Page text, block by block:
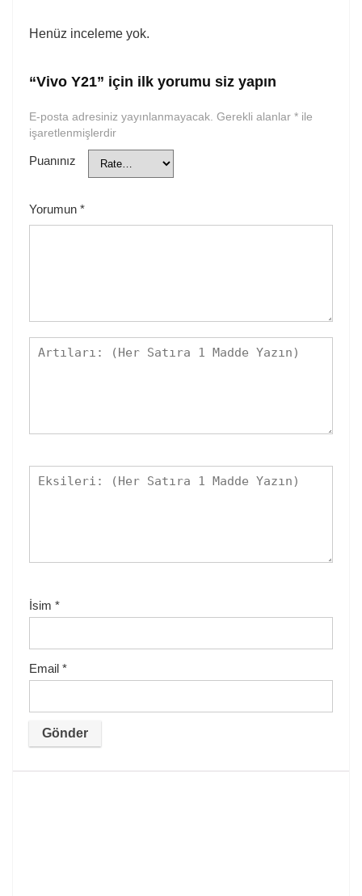
Henüz inceleme yok.
“Vivo Y21” için ilk yorumu siz yapın
E-posta adresiniz yayınlanmayacak. Gerekli alanlar * ile
işaretlenmişlerdir
Puanınız
Yorumun *
İsim *
Email *